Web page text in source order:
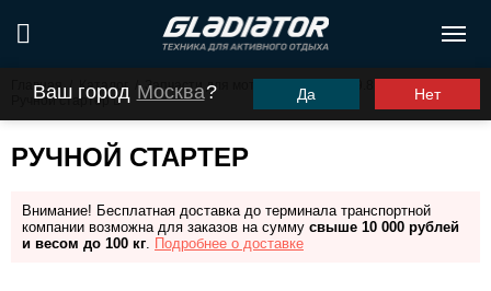
Ваш город Москва? Да Нет
Главная / Каталог Запчасти для моторов ПЛМ
Ручной стартер
РУЧНОЙ СТАРТЕР
Внимание! Бесплатная доставка до терминала транспортной
компании возможна для заказов на сумму свыше 10 000 рублей
и весом до 100 кг. Подробнее о доставке